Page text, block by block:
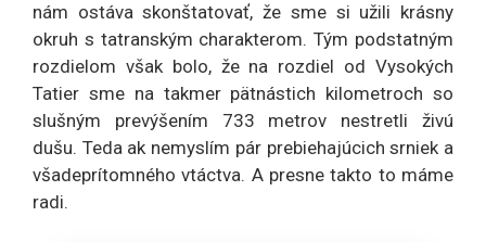
nám ostáva skonštatovať, že sme si užili krásny
okruh s tatranským charakterom. Tým podstatným
rozdielom však bolo, že na rozdiel od Vysokých
Tatier sme na takmer pätnástich kilometroch so
slušným prevýšením 733 metrov nestretli živú
dušu. Teda ak nemyslím pár prebiehajúcich srniek a
všadeprítomného vtáctva. A presne takto to máme
radi.